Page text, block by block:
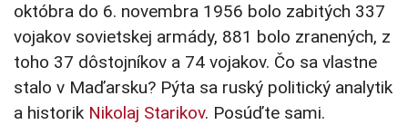
októbra do 6. novembra 1956 bolo zabitých 337
vojakov sovietskej armády, 881 bolo zranených, z
toho 37 dôstojníkov a 74 vojakov. Čo sa vlastne
stalo v Maďarsku? Pýta sa ruský politický analytik
a historik Nikolaj Starikov. Posúďte sami.